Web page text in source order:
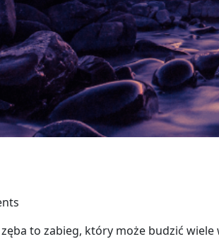
to zabieg, który może budzić wiele